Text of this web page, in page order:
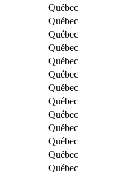
Québec
Québec
Québec
Québec
Québec
Québec
Québec
Québec
Québec
Québec
Québec
Québec
Québec